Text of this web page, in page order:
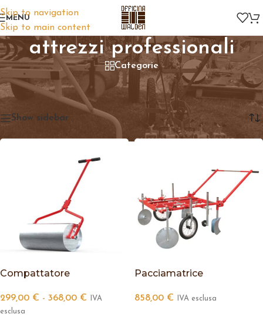
Skip to navigation
Skip to main content
MENU
attrezzi professionali
Categorie
Home/Prodotti taggati “attrezzi professionali”
Visualizzazione di 3 risultati
Show sidebar
Compattatore
299,00 € - 368,00 €
IVA
esclusa
Pacciamatrice
858,00 € IVA esclusa